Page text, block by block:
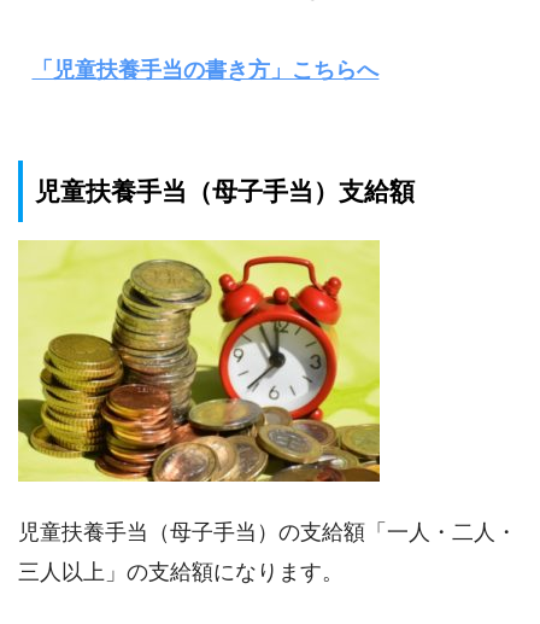
「児童扶養手当の書き方」こちらへ
児童扶養手当（母子手当）支給額
児童扶養手当（母子手当）の支給額「一人・二人・
三人以上」の支給額になります。